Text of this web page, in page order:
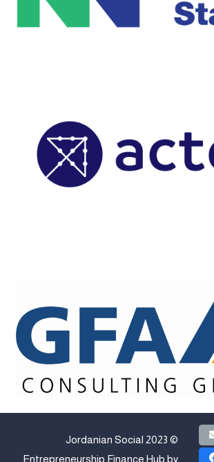
© 2023 Jordanian Social
Entrepreneurship Finance Hub by